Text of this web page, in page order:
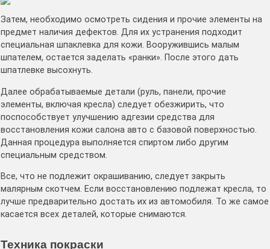
Затем, необходимо осмотреть сидения и прочие элементы на
предмет наличия дефектов. Для их устранения подходит
специальная шпаклевка для кожи. Вооружившись малым
шпателем, остается заделать «ранки». После этого дать
шпатлевке высохнуть.
Далее обрабатываемые детали (руль, панели, прочие
элементы, включая кресла) следует обезжирить, что
поспособствует улучшению адгезии средства для
восстановления кожи салона авто с базовой поверхностью.
Данная процедура выполняется спиртом либо другим
специальным средством.
Все, что не подлежит окрашиванию, следует закрыть
малярным скотчем. Если восстановлению подлежат кресла, то
лучше предварительно достать их из автомобиля. То же самое
касается всех деталей, которые снимаются.
Техника покраски